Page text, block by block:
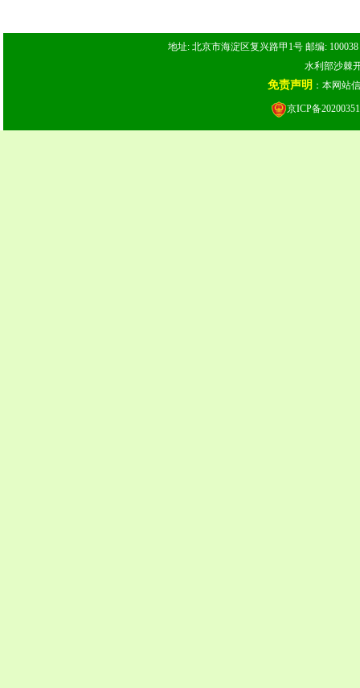
地址: 北京市海淀区复兴路甲1号 邮编:
水利部沙棘
免责声明 ：本网站
京ICP备